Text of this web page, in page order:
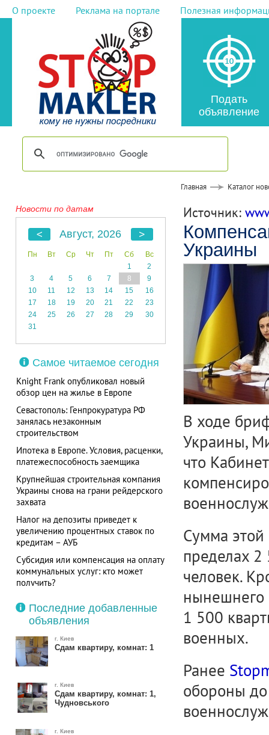
О проекте Реклама на портале Полезная
Подать
объявление
Главная Каталог
Новости по датам
Август, 2026
Пн Вт Ср Чт Пт Сб
Вс
1
2
3
4 5 6 7 8
9
10
11 12 13 14 15
16
17
18 19 20 21 22
23
24
25 26 27 28 29
30
31
Самое читаемое сегодня
Knight Frank опубликовал новый
обзор цен на жилье в Европе
Севастополь: Генпрокуратура РФ
занялась незаконным
строительством
Ипотека в Европе. Условия, расценки,
платежеспособность заемщика
Крупнейшая строительная компания
Украины снова на грани рейдерского
захвата
Налог на депозиты приведет к
увеличению процентных ставок по
кредитам – АУБ
Субсидия или компенсация на оплату
коммунальных услуг: кто может
получить?
Последние добавленные
объявления
г. Киев
Сдам квартиру, комнат: 1
г. Киев
Сдам квартиру, комнат: 1,
Чудновського
г. Киев
Источник:
Украины
В ходе
Украины,
что
Сумма этой
пределах 2
человек.
нынешнего
1 500
военных.
Ранее
обороны до